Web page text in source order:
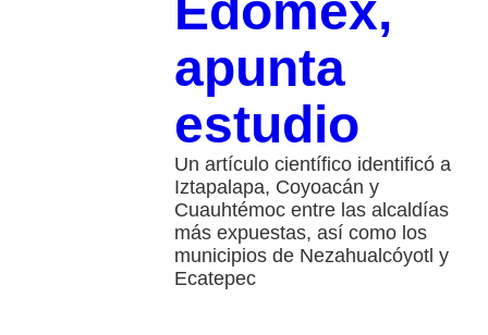
Edomex,
apunta
estudio
Un artículo científico identificó a
Iztapalapa, Coyoacán y
Cuauhtémoc entre las alcaldías
más expuestas, así como los
municipios de Nezahualcóyotl y
Ecatepec